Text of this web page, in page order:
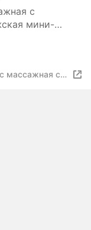
c
мини-
массажная c